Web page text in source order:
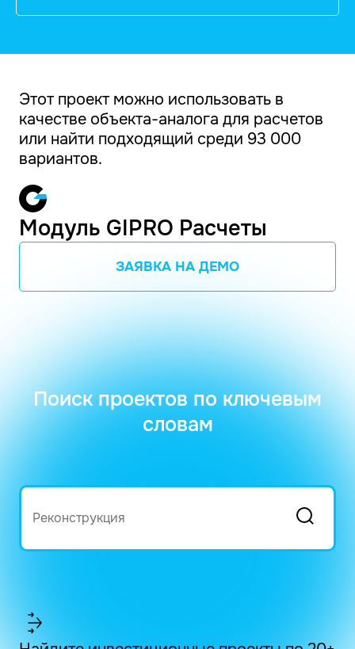
Этот проект можно использовать в
качестве объекта-аналога для расчетов
или найти подходящий среди 93 000
вариантов.
Модуль GIPRO Расчеты
ЗАЯВКА НА ДЕМО
Поиск проектов по ключевым
словам